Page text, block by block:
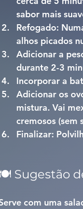
sabor mais
Refogado:
alhos picados
Adicionar a
durante 2-3
Incorporar a
Adicionar os
mistura. Vai
cremosos (sem
Finalizar:
Sugestão
com uma